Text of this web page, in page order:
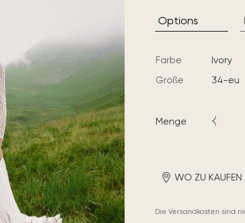
Options
Farbe
ivory
Größe
34-eu
Menge
WO ZU KAUFEN
Die Versandkosten sind